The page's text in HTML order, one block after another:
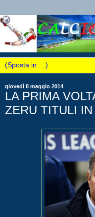
giovedì 8 maggio 2014
LA PRIMA
ZERU TITULI